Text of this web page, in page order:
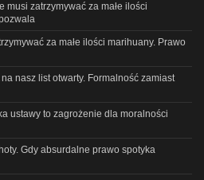
musi zatrzymywać za małe ilości
za małe ilości marihuany. Prawo
nasz list otwarty. Formalność zamiast
ustawy to zagrożenie dla moralności
Gdy absurdalne prawo spotyka